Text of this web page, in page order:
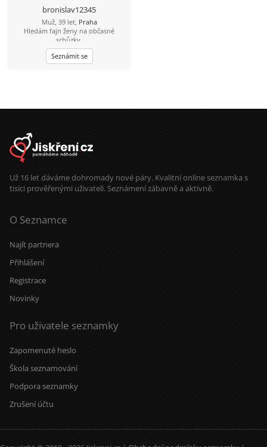
bronislav12345
Muž, 39 let, Praha
Hledám fajn ženy na občasné
schůzky.
Seznámit se
Už 16 let dáváme dohromady nové páry. Kvalitní online seznamka s
tisíci prověřenými uživateli. Seznámení zábavně a aktivně.
O Seznamce
Najít partnera
Přihlášení
Registrace
Novinky
Pro uživatele seznamky
Zapomenuté heslo
Škola seznamování
Podpora seznamky
Zrušení účtu